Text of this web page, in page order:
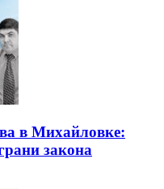
в Михайловке:
закона